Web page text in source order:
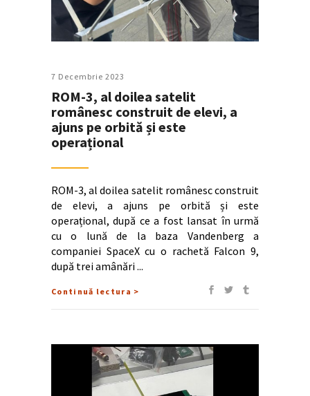
7 Decembrie 2023
ROM-3, al doilea satelit
românesc construit de elevi, a
ajuns pe orbită și este
operațional
ROM-3, al doilea satelit românesc construit
de elevi, a ajuns pe orbită și este
operațional, după ce a fost lansat în urmă
cu o lună de la baza Vandenberg a
companiei SpaceX cu o rachetă Falcon 9,
după trei amânări
Continuă lectura >